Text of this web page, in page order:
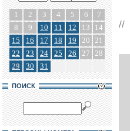
1 2 3 4 5 6
7
8
9 10 11 12 13
14
15
16 17 18 19 20 21
22
23 24 25 26 27 28
29
30 31
ПОИСК
//